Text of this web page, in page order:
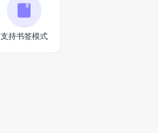
支持书签模式